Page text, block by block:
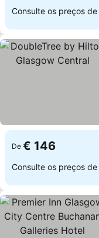
Consulte os preços de
De € 146
Consulte os preços de